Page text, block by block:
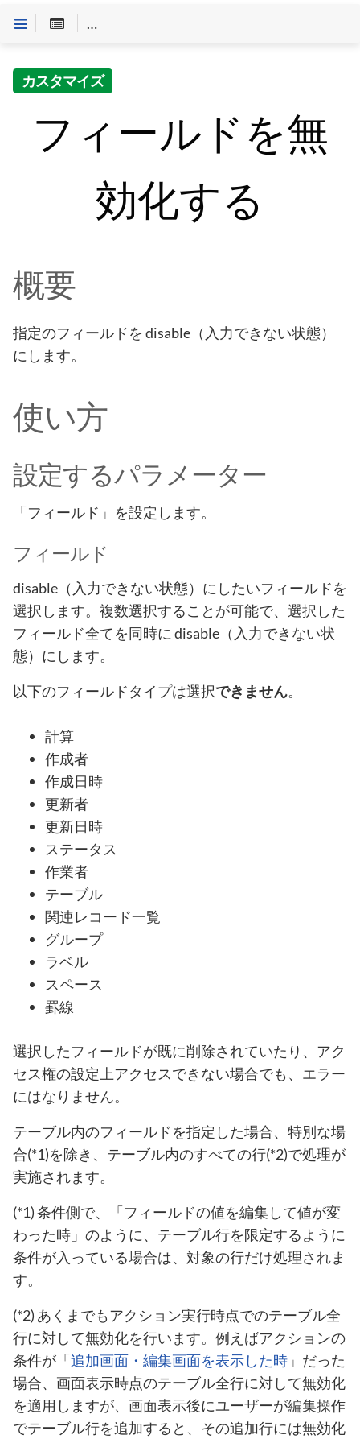
Customineドキュメントへようこそ
カスタマイズ
フィールドを無
効化する
概要
指定のフィールドを disable（入力できない状態）
にします。
使い方
設定するパラメーター
「フィールド」を設定します。
フィールド
disable（入力できない状態）にしたいフィールドを
選択します。複数選択することが可能で、選択した
フィールド全てを同時に disable（入力できない状
態）にします。
以下のフィールドタイプは選択できません。
計算
作成者
作成日時
更新者
更新日時
ステータス
作業者
テーブル
関連レコード一覧
グループ
ラベル
スペース
罫線
選択したフィールドが既に削除されていたり、アク
セス権の設定上アクセスできない場合でも、エラー
にはなりません。
テーブル内のフィールドを指定した場合、特別な場
合(*1)を除き、テーブル内のすべての行(*2)で処理が
実施されます。
(*1) 条件側で、「フィールドの値を編集して値が変
わった時」のように、テーブル行を限定するように
条件が入っている場合は、対象の行だけ処理されま
す。
(*2) あくまでもアクション実行時点でのテーブル全
行に対して無効化を行います。例えばアクションの
条件が「追加画面・編集画面を表示した時 」だった
場合、画面表示時点のテーブル全行に対して無効化
を適用しますが、画面表示後にユーザーが編集操作
でテーブル行を追加すると、その追加行には無効化